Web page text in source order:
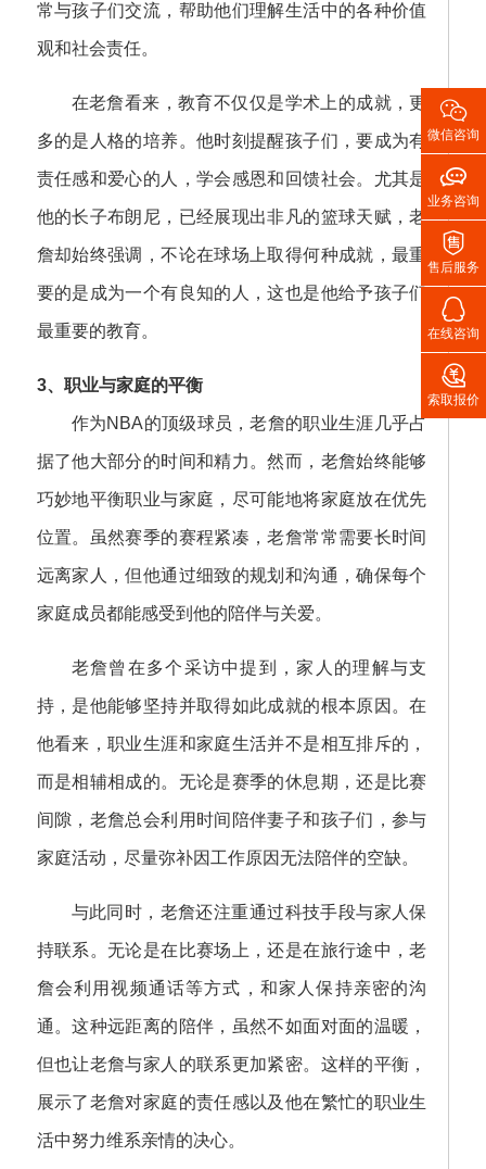
常与孩子们交流，帮助他们理解生活中的各种价值
观和社会责任。
在老詹看来，教育不仅仅是学术上的成就，更
多的是人格的培养。他时刻提醒孩子们，要成为有
责任感和爱心的人，学会感恩和回馈社会。尤其是
他的长子布朗尼，已经展现出非凡的篮球天赋，老
詹却始终强调，不论在球场上取得何种成就，最重
要的是成为一个有良知的人，这也是他给予孩子们
最重要的教育。
3、职业与家庭的平衡
作为NBA的顶级球员，老詹的职业生涯几乎占
据了他大部分的时间和精力。然而，老詹始终能够
巧妙地平衡职业与家庭，尽可能地将家庭放在优先
位置。虽然赛季的赛程紧凑，老詹常常需要长时间
远离家人，但他通过细致的规划和沟通，确保每个
家庭成员都能感受到他的陪伴与关爱。
老詹曾在多个采访中提到，家人的理解与支
持，是他能够坚持并取得如此成就的根本原因。在
他看来，职业生涯和家庭生活并不是相互排斥的，
而是相辅相成的。无论是赛季的休息期，还是比赛
间隙，老詹总会利用时间陪伴妻子和孩子们，参与
家庭活动，尽量弥补因工作原因无法陪伴的空缺。
与此同时，老詹还注重通过科技手段与家人保
持联系。无论是在比赛场上，还是在旅行途中，老
詹会利用视频通话等方式，和家人保持亲密的沟
通。这种远距离的陪伴，虽然不如面对面的温暖，
但也让老詹与家人的联系更加紧密。这样的平衡，
展示了老詹对家庭的责任感以及他在繁忙的职业生
活中努力维系亲情的决心。

微信咨询

业务咨询

售后服务

在线咨询

索取报价